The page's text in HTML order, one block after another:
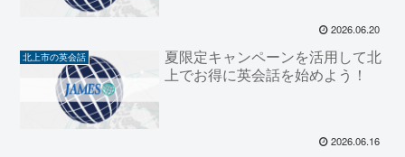
2026.06.20
北上市の英会話
夏限定キャンペーンを活用して北
上でお得に英会話を始めよう！
2026.06.16